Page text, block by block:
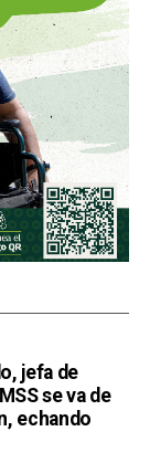
jefa de
se va de
echando